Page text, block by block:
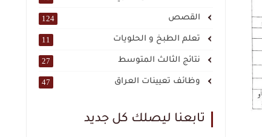
القصص 124
تعلم الطبخ و الحلويات 11
نتائج الثالث المتوسط 27
وظائف تعيينات العراق 47
تابعنا ليصلك كل جديد